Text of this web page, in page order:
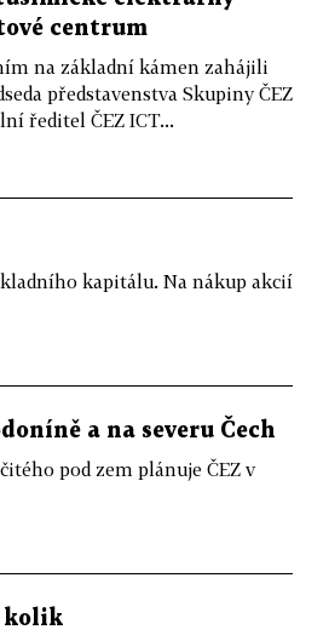
centrum
na základní kámen zahájili
představenstva Skupiny ČEZ
ředitel ČEZ ICT...
kapitálu. Na nákup akcií
a na severu Čech
pod zem plánuje ČEZ v
kolik